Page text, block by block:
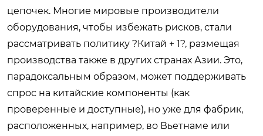
цепочек. Многие мировые производители
оборудования, чтобы избежать рисков, стали
рассматривать политику ?Китай + 1?, размещая
производства также в других странах Азии. Это,
парадоксальным образом, может поддерживать
спрос на китайские компоненты (как
проверенные и доступные), но уже для фабрик,
расположенных, например, во Вьетнаме или